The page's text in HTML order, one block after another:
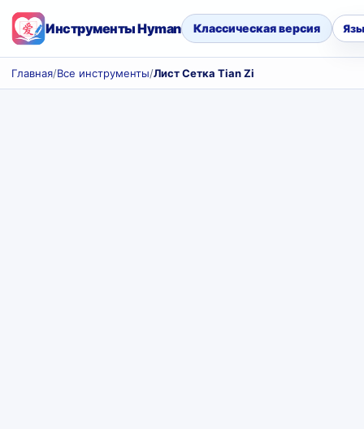
Инструменты Hyman Классическая версия
Главная/Все инструменты/Лист Сетка Tian Zi